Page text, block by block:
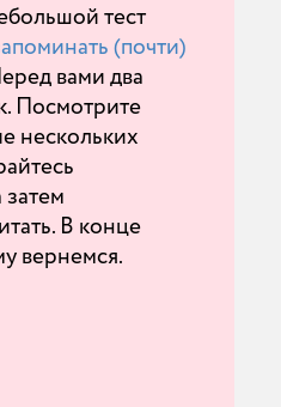
тест
(почти)
вами два
Посмотрите
нескольких
В конце
вернемся.